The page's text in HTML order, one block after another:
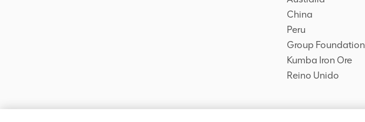
China
Peru
Group Foundation
Kumba Iron Ore
Reino Unido